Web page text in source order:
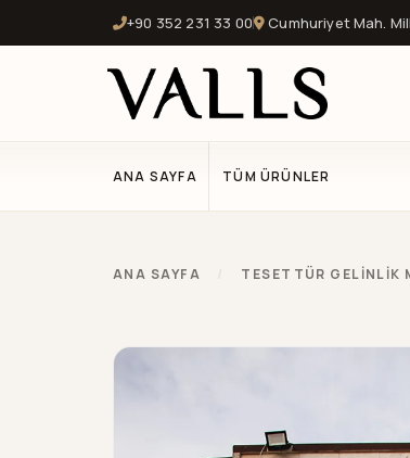
+90 352 231 33 00 Cumhuriyet Mah.
ANA SAYFA TÜM ÜRÜNLER
ANA SAYFA TESETTÜR GELİNLİK